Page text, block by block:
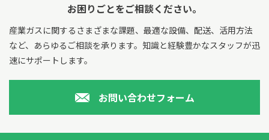
お困りごとをご相談ください。
産業ガスに関するさまざまな課題、最適な設備、配送、活用方法
など、あらゆるご相談を承ります。 知識と経験豊かなスタッフが迅
速にサポートします。
お問い合わせフォーム